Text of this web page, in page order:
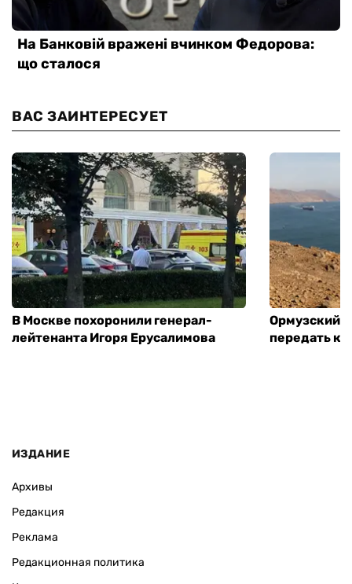
ВАС ЗАИНТЕРЕСУЕТ
В Москве похоронили генерал-
лейтенанта Игоря Ерусалимова
Ормузский
передать
ИЗДАНИЕ
Архивы
Редакция
Реклама
Редакционная политика